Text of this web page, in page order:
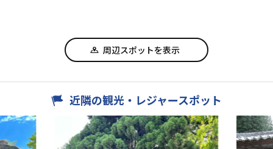
周辺スポットを表示
近隣の観光・レジャースポット